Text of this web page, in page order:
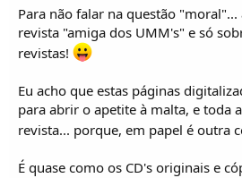
Para não falar na questão
revista "amiga dos UMM's" e só
revistas!
Eu acho que estas páginas
para abrir o apetite à malta, e toda
revista... porque, em papel é outra
É quase como os CD's originais e